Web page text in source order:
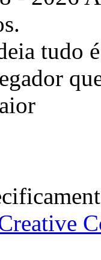
tudo